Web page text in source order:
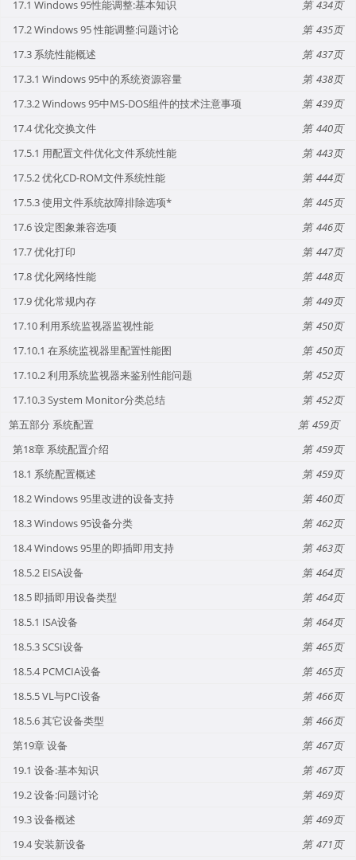
17.1 Windows 95性能调整:基本知识
434
17.2 Windows 95 性能调整:问题讨论
435
17.3 系统性能概述
437
17.3.1 Windows 95中的系统资源容量
438
17.3.2 Windows 95中MS-DOS组件的技术注意事项
439
17.4 优化交换文件
440
17.5.1 用配置文件优化文件系统性能
443
17.5.2 优化CD-ROM文件系统性能
444
17.5.3 使用文件系统故障排除选项*
445
17.6 设定图象兼容选项
446
17.7 优化打印
447
17.8 优化网络性能
448
17.9 优化常规内存
449
17.10 利用系统监视器监视性能
450
17.10.1 在系统监视器里配置性能图
450
17.10.2 利用系统监视器来鉴别性能问题
452
17.10.3 System Monitor分类总结
452
第五部分 系统配置
459
第18章 系统配置介绍
459
18.1 系统配置概述
459
18.2 Windows 95里改进的设备支持
460
18.3 Windows 95设备分类
462
18.4 Windows 95里的即插即用支持
463
18.5.2 EISA设备
464
18.5 即插即用设备类型
464
18.5.1 ISA设备
464
18.5.3 SCSI设备
465
18.5.4 PCMCIA设备
465
18.5.5 VL与PCI设备
466
18.5.6 其它设备类型
466
第19章 设备
467
19.1 设备:基本知识
467
19.2 设备:问题讨论
469
19.3 设备概述
469
19.4 安装新设备
471